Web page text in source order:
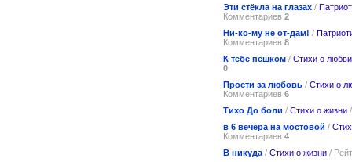
Эти стёкла на глазах /
Комментариев 2
Ни-ко-му не от-дам! /
Комментариев 8
К тебе пешком / Стихи о любви
0
Прости за любовь / Стихи о
Комментариев 6
Тихо До боли / Стихи о жизни
в 6 вечера на мостовой /
Комментариев 4
В никуда / Стихи о жизни /